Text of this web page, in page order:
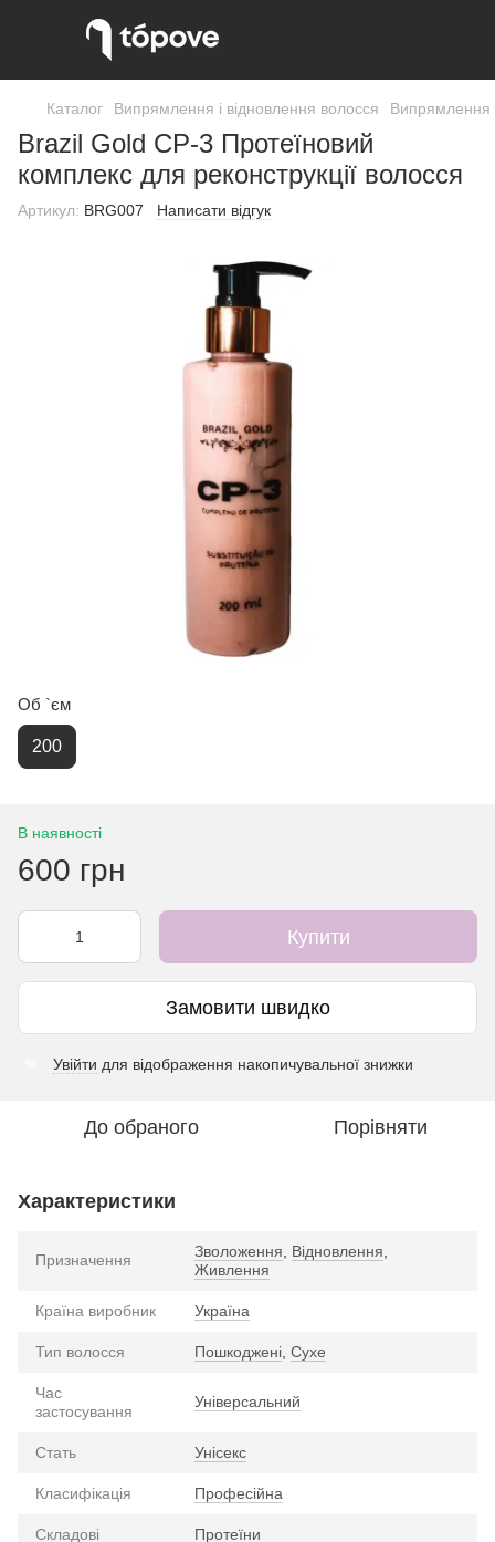
Каталог Випрямлення і відновлення волосся Випрямлення
Brazil Gold CP-3 Протеїновий
комплекс для реконструкції волосся
Артикул: BRG007 Написати відгук
Об `єм
200
В наявності
600 грн
Купити
Замовити швидко
Увійти для відображення накопичувальної знижки
До обраного Порівняти
Характеристики
Призначення Зволоження, Відновлення,
Живлення
Країна виробник Україна
Тип волосся Пошкоджені, Сухе
Час
застосування
Універсальний
Стать Унісекс
Класифікація Професійна
Складові Протеїни